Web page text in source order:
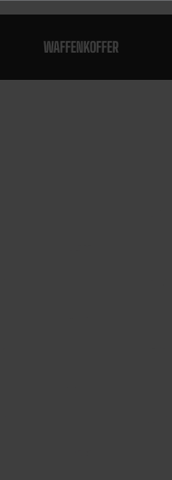
WAFFENKOFFER